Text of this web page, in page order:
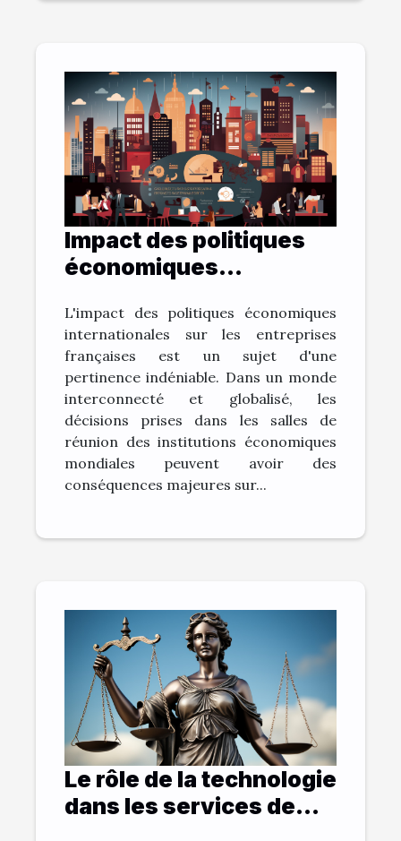
Impact des politiques
économiques
vitalité des entreprises
françaises
L'impact des politiques économiques
internationales sur les entreprises
françaises est un sujet d'une
pertinence indéniable. Dans un monde
interconnecté et globalisé, les
décisions prises dans les salles de
réunion des institutions économiques
mondiales peuvent avoir des
conséquences majeures sur...
Le rôle de la technologie
dans les services de